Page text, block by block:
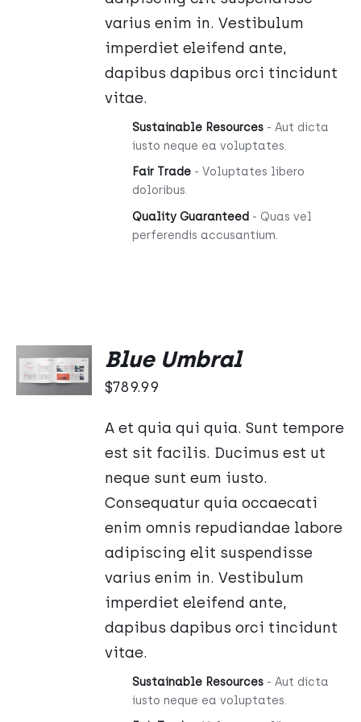
varius enim in. Vestibulum
imperdiet eleifend ante,
dapibus dapibus orci tincidunt
vitae.
Sustainable Resources- Aut dicta
iusto neque ea voluptates.
Fair Trade- Voluptates libero
doloribus.
Quality Guaranteed - Quas vel
perferendis accusantium.
DO
KOSZYKA
/
Blue Umbral
$789.99
A et quia qui quia. Sunt tempore
est sit facilis. Ducimus est ut
neque sunt eum iusto.
Consequatur quia occaecati
enim omnis repudiandae labore
adipiscing elit suspendisse
varius enim in. Vestibulum
imperdiet eleifend ante,
dapibus dapibus orci tincidunt
vitae.
Sustainable Resources- Aut dicta
iusto neque ea voluptates.